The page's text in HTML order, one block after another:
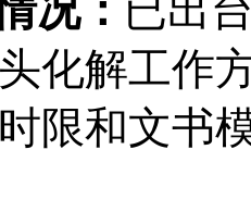
况： 已出
化解工作
限和文书